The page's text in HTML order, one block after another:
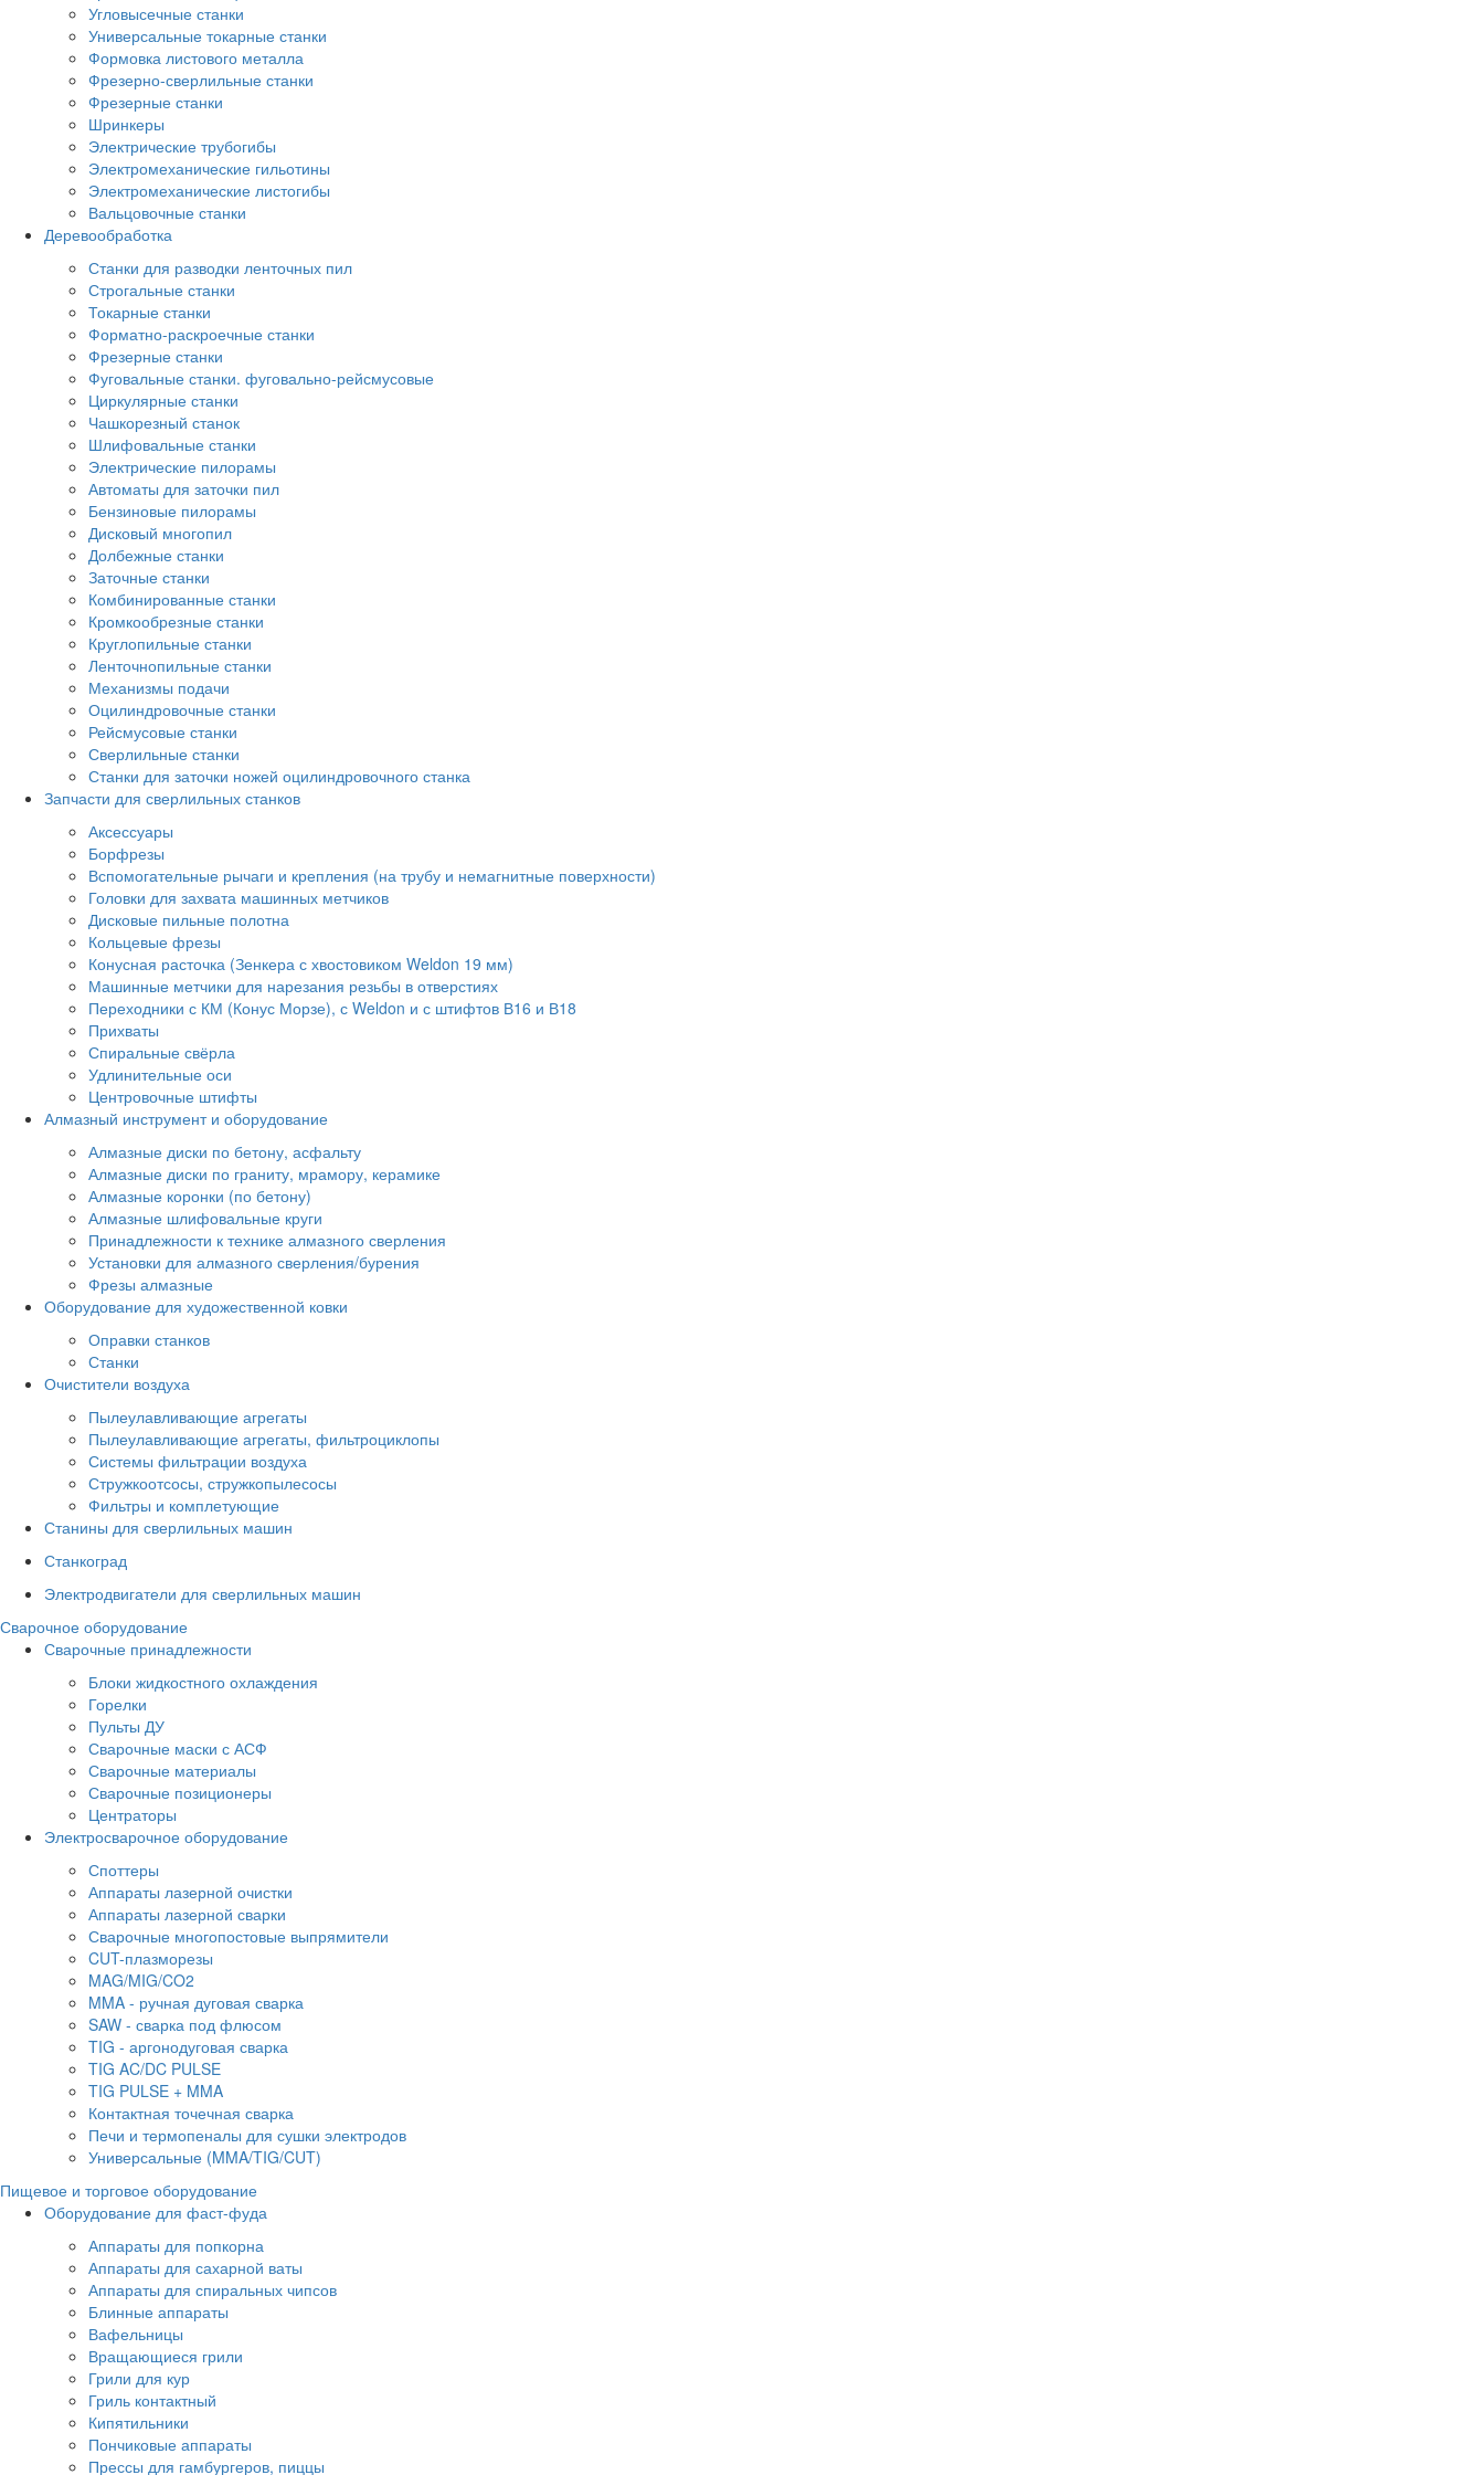
Угловысечные станки
Универсальные токарные станки
Формовка листового металла
Фрезерно-сверлильные станки
Фрезерные станки
Шринкеры
Электрические трубогибы
Электромеханические гильотины
Электромеханические листогибы
Вальцовочные станки
Деревообработка
Станки для разводки ленточных пил
Строгальные станки
Токарные станки
Форматно-раскроечные станки
Фрезерные станки
Фуговальные станки. фуговально-рейсмусовые
Циркулярные станки
Чашкорезный станок
Шлифовальные станки
Электрические пилорамы
Автоматы для заточки пил
Бензиновые пилорамы
Дисковый многопил
Долбежные станки
Заточные станки
Комбинированные станки
Кромкообрезные станки
Круглопильные станки
Ленточнопильные станки
Механизмы подачи
Оцилиндровочные станки
Рейсмусовые станки
Сверлильные станки
Станки для заточки ножей оцилиндровочного станка
Запчасти для сверлильных станков
Аксессуары
Борфрезы
Вспомогательные рычаги и крепления (на трубу и немагнитные поверхности)
Головки для захвата машинных метчиков
Дисковые пильные полотна
Кольцевые фрезы
Конусная расточка (Зенкера с хвостовиком Weldon 19 мм)
Машинные метчики для нарезания резьбы в отверстиях
Переходники с КМ (Конус Морзе), с Weldon и с штифтов В16 и В18
Прихваты
Спиральные свёрла
Удлинительные оси
Центровочные штифты
Алмазный инструмент и оборудование
Алмазные диски по бетону, асфальту
Алмазные диски по граниту, мрамору, керамике
Алмазные коронки (по бетону)
Алмазные шлифовальные круги
Принадлежности к технике алмазного сверления
Установки для алмазного сверления/бурения
Фрезы алмазные
Оборудование для художественной ковки
Оправки станков
Станки
Очистители воздуха
Пылеулавливающие агрегаты
Пылеулавливающие агрегаты, фильтроциклопы
Системы фильтрации воздуха
Стружкоотсосы, стружкопылесосы
Фильтры и комплетующие
Станины для сверлильных машин
Станкоград
Электродвигатели для сверлильных машин
Сварочное оборудование
Сварочные принадлежности
Блоки жидкостного охлаждения
Горелки
Пульты ДУ
Сварочные маски с АСФ
Сварочные материалы
Сварочные позиционеры
Центраторы
Электросварочное оборудование
Споттеры
Аппараты лазерной очистки
Аппараты лазерной сварки
Сварочные многопостовые выпрямители
CUT-плазморезы
MAG/MIG/CO2
MMA - ручная дуговая сварка
SAW - сварка под флюсом
TIG - аргонодуговая сварка
TIG AC/DC PULSE
TIG PULSE + MMA
Контактная точечная сварка
Печи и термопеналы для сушки электродов
Универсальные (MMA/TIG/CUT)
Пищевое и торговое оборудование
Оборудование для фаст-фуда
Аппараты для попкорна
Аппараты для сахарной ваты
Аппараты для спиральных чипсов
Блинные аппараты
Вафельницы
Вращающиеся грили
Грили для кур
Гриль контактный
Кипятильники
Пончиковые аппараты
Прессы для гамбургеров, пиццы